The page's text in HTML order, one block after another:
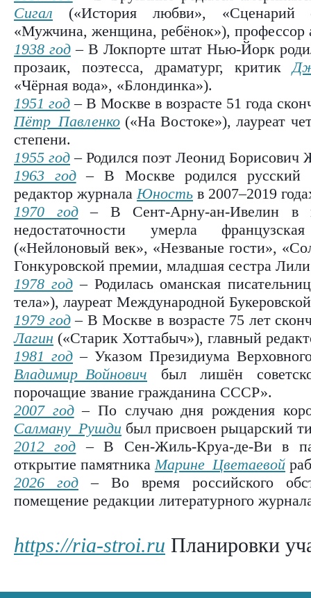
Сигал («История любви», «Сценарий
«Мужчина, женщина, ребёнок»), профессор
1938 год– В Локпорте штат Нью-Йорк
прозаик, поэтесса, драматург, критик
«Чёрная вода», «Блондинка»).
1951 год – В Москве в возрасте 51 года
Пётр Павленко («На Востоке»), лауреат
степени.
1955 год – Родился поэт Леонид Борисович
1963 год– В Москве родился русский
редактор журналаЮность в 2007–2019
1970 год– В Сент-Арну-ан-Ивелин в
недостаточности умерла
(«Нейлоновый век», «Незваные гости»,
Гонкуровской премии, младшая сестра
1978 год– Родилась оманская
тела»), лауреат Международной
1979 год– В Москве в возрасте 75 лет
Лагин («Старик Хоттабыч»), главный
1981 год – Указом Президиума
Владимир Войнович был лишён
порочащие звание гражданина СССР».
2007 год– По случаю дня рождения
Салману Рушди был присвоен рыцарский
2012 год – В Сен-Жиль-Круа-де-Ви в
открытие памятникаМарине Цветаевой
2026 год – Во время российского
помещение редакции литературного
https://ria-stroi.ru Планировки